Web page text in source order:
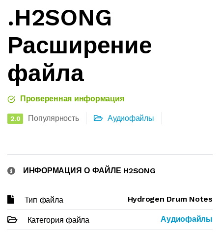
.H2SONG
Расширение
файла
Проверенная информация
2.0 Популярность Аудиофайлы
ИНФОРМАЦИЯ О ФАЙЛЕ H2SONG
Тип файла Hydrogen Drum Notes
Категория файла Аудиофайлы